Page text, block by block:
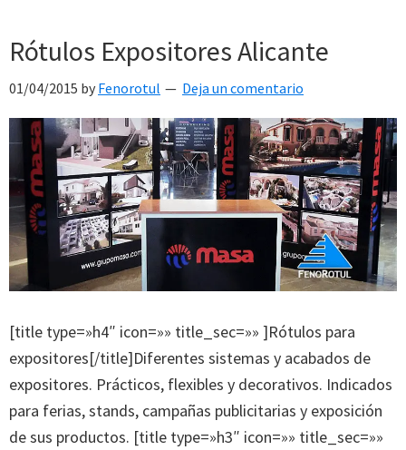
Rótulos Expositores Alicante
01/04/2015 by Fenorotul Deja un comentario
[title type=»h4″ icon=»» title_sec=»» ]Rótulos para
expositores[/title]Diferentes sistemas y acabados de
expositores. Prácticos, flexibles y decorativos. Indicados
para ferias, stands, campañas publicitarias y exposición
de sus productos. [title type=»h3″ icon=»» title_sec=»»